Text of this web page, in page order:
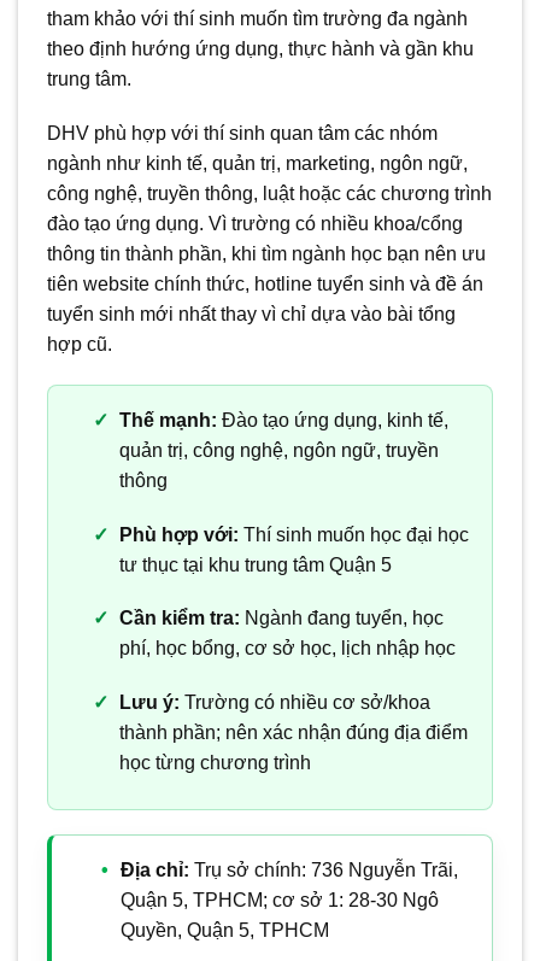
tham khảo với thí sinh muốn tìm trường đa ngành
theo định hướng ứng dụng, thực hành và gần khu
trung tâm.
DHV phù hợp với thí sinh quan tâm các nhóm
ngành như kinh tế, quản trị, marketing, ngôn ngữ,
công nghệ, truyền thông, luật hoặc các chương trình
đào tạo ứng dụng. Vì trường có nhiều khoa/cổng
thông tin thành phần, khi tìm ngành học bạn nên ưu
tiên website chính thức, hotline tuyển sinh và đề án
tuyển sinh mới nhất thay vì chỉ dựa vào bài tổng
hợp cũ.
Thế mạnh: Đào tạo ứng dụng, kinh tế,
quản trị, công nghệ, ngôn ngữ, truyền
thông
Phù hợp với: Thí sinh muốn học đại học
tư thục tại khu trung tâm Quận 5
Cần kiểm tra: Ngành đang tuyển, học
phí, học bổng, cơ sở học, lịch nhập học
Lưu ý: Trường có nhiều cơ sở/khoa
thành phần; nên xác nhận đúng địa điểm
học từng chương trình
Địa chỉ: Trụ sở chính: 736 Nguyễn Trãi,
Quận 5, TPHCM; cơ sở 1: 28-30 Ngô
Quyền, Quận 5, TPHCM